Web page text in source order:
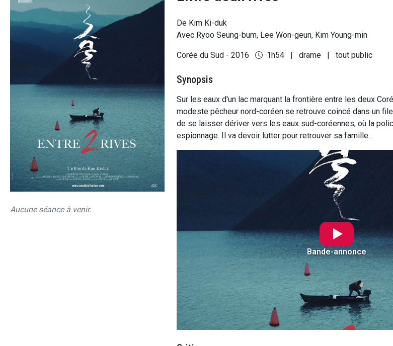
Aucune séance à venir.
De Kim Ki-duk
Avec Ryoo Seung-bum, Lee Won-geun, Kim Young-min
Corée du Sud - 2016 1h54 | drame | tout public
Synopsis
Sur les eaux d'un lac marquant la frontière entre les deux
modeste pêcheur nord-coréen se retrouve coincé dans un
de se laisser dériver vers les eaux sud-coréennes, où la
espionnage. Il va devoir lutter pour retrouver sa famille...
Bande-annonce